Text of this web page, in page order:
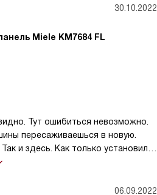
время прошло, смотрим, он уже и
несколько конфорок могут в
и со всеми дополнительными
Рад - не рад теперь. Вода
Она диабетик, ей диета нужна.
стало, конечно, намного
Вообщем, ему радость, и нам.
пришлось помочь, сам
на мобильный, настроил. Но
комнате с бабушкой телевизор
что-то томится. Много всяких
– и звуковые сигналы есть
Не переживаем даже, что что-
30.10.2022
Miele KM7684 FL
Тут ошибиться невозможно.
пересаживаешься в новую.
и здесь. Как только установили
стало понятно, что с выбором я
вид соответствующий, и
– уровень техники очень
06.09.2022